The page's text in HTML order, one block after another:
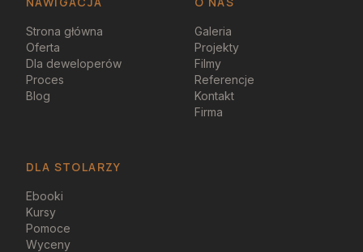
Strona główna
Oferta
Dla deweloperów
Proces
Blog
Galeria
Projekty
Filmy
Referencje
Kontakt
Firma
DLA STOLARZY
Ebooki
Kursy
Pomoce
Wyceny